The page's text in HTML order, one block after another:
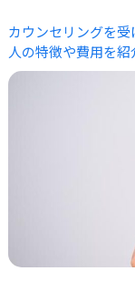
カウンセリングを
人の特徴や費用を紹